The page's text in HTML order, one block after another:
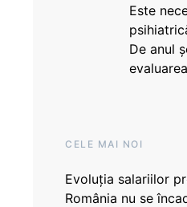
Este
De anul
CELE MAI NOI
Evoluția salariilor
România nu se